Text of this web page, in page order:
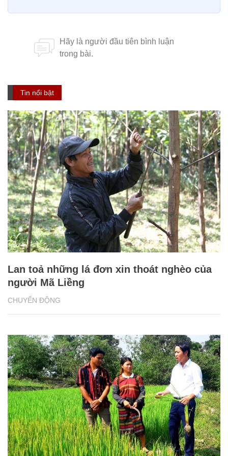
Tin nổi bật
CHUYỂN ĐỘNG
Lan toả những lá đơn xin thoát nghèo của
người Mã Liềng